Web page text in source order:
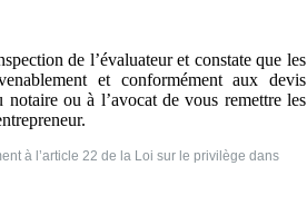
de l’évaluateur et constate que les
et conformément aux devis
ou à l’avocat de vous remettre les
à l’article 22 de la Loi sur le privilège dans